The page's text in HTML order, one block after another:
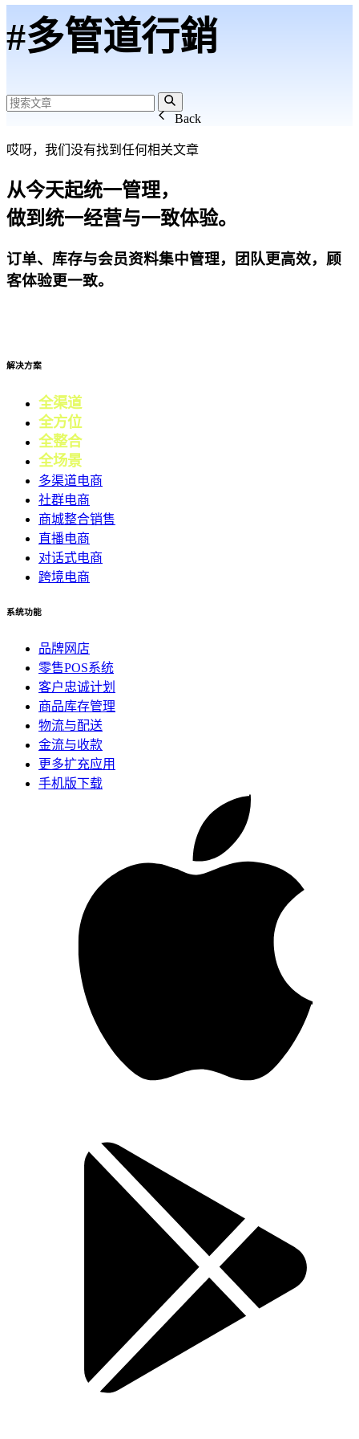
#多管道行銷
Back
哎呀，我们没有找到任何相关文章
从今天起统一管理，
做到统一经营与一致体验。
订单、库存与会员资料集中管理，团队更高效，顾
客体验更一致。
解决方案
全渠道电商
全方位
全整合营销
全场景
多渠道电商
社群电商
商城整合销售
直播电商
对话式电商
跨境电商
系统功能
品牌网店
零售POS系统
客户忠诚计划
商品库存管理
物流与配送
金流与收款
更多扩充应用
手机版下载